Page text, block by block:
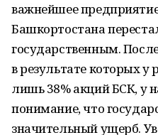
важнейшее
Башкортостана
государственным.
в результате которых у
лишь 38% акций БСК, у
понимание, что
значительный ущерб.